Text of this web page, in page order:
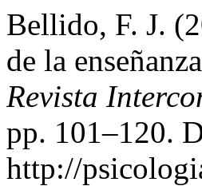
Bellido, F. J.
de la
Revista
pp. 101–120.
http://